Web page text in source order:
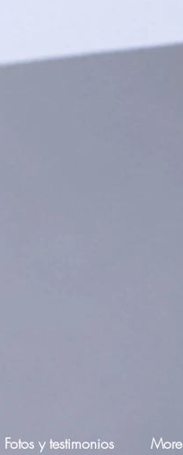
Fotos y testimonios More